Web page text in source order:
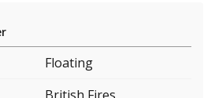
Floating